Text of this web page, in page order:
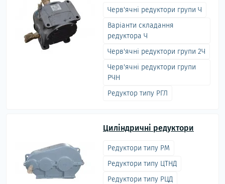
Черв'ячні редуктори групи Ч
Варіанти складання
редуктора Ч
Черв'ячні редуктори групи 2Ч
Черв'ячні редуктори групи
РЧН
Редуктор типу РГЛ
Циліндричні редуктори
Редуктори типу РМ
Редуктори типу ЦТНД
Редуктори типу РЦД